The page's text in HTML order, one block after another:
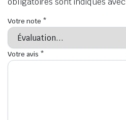
Votre note *
Votre avis *